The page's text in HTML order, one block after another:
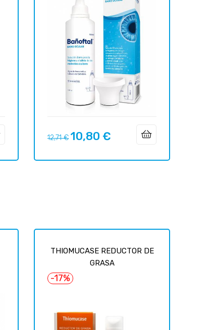
Precio
12,71 € Precio
10,80 €
THIOMUCASE REDUCTOR DE
GRASA
-17%